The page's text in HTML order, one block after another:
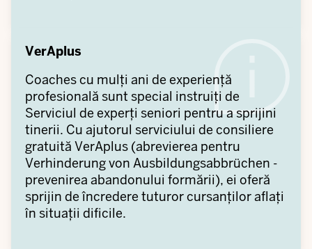
VerAplus
Coaches cu mulți ani de experiență
profesională sunt special instruiți de
Serviciul de experți seniori pentru a sprijini
tinerii. Cu ajutorul serviciului de consiliere
gratuită VerAplus (abrevierea pentru
Verhinderung von Ausbildungsabbrüchen -
prevenirea abandonului formării), ei oferă
sprijin de încredere tuturor cursanților aflați
în situații dificile.